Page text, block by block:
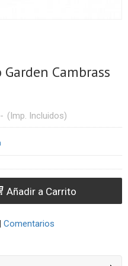
Cambrass
- (Imp. Incluidos)
Añadir a Carrito
| Comentarios